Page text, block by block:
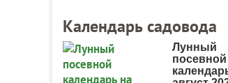
Календарь садовода
Лунный
посевной